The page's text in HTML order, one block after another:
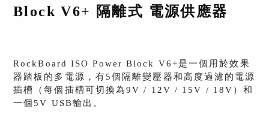
Block V6+ 隔離式 電源供應器
RockBoard ISO Power Block V6+是一個用於效果
器踏板的多電源，有5個隔離變壓器和高度過濾的電源
插槽（每個插槽可切換為9V / 12V / 15V / 18V）和
一個5V USB輸出。